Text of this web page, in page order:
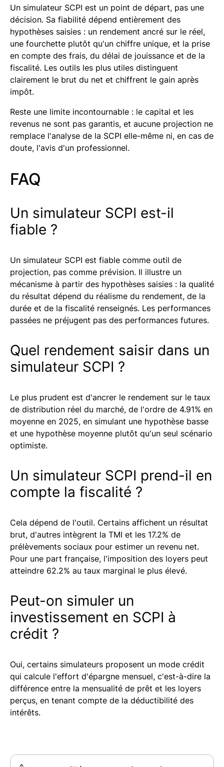
Un simulateur SCPI est un point de départ, pas une
décision. Sa fiabilité dépend entièrement des
hypothèses saisies : un rendement ancré sur le réel,
une fourchette plutôt qu'un chiffre unique, et la prise
en compte des frais, du délai de jouissance et de la
fiscalité. Les outils les plus utiles distinguent
clairement le brut du net et chiffrent le gain après
impôt.
Reste une limite incontournable : le capital et les
revenus ne sont pas garantis, et aucune projection ne
remplace l'analyse de la SCPI elle-même ni, en cas de
doute, l'avis d'un professionnel.
FAQ
Un simulateur SCPI est-il
fiable ?
Un simulateur SCPI est fiable comme outil de
projection, pas comme prévision. Il illustre un
mécanisme à partir des hypothèses saisies : la qualité
du résultat dépend du réalisme du rendement, de la
durée et de la fiscalité renseignés. Les performances
passées ne préjugent pas des performances futures.
Quel rendement saisir dans un
simulateur SCPI ?
Le plus prudent est d'ancrer le rendement sur le taux
de distribution réel du marché, de l'ordre de 4.91% en
moyenne en 2025, en simulant une hypothèse basse
et une hypothèse moyenne plutôt qu'un seul scénario
optimiste.
Un simulateur SCPI prend-il en
compte la fiscalité ?
Cela dépend de l'outil. Certains affichent un résultat
brut, d'autres intègrent la TMI et les 17.2% de
prélèvements sociaux pour estimer un revenu net.
Pour une part française, l'imposition des loyers peut
atteindre 62.2% au taux marginal le plus élevé.
Peut-on simuler un
investissement en SCPI à
crédit ?
Oui, certains simulateurs proposent un mode crédit
qui calcule l'effort d'épargne mensuel, c'est-à-dire la
différence entre la mensualité de prêt et les loyers
perçus, en tenant compte de la déductibilité des
intérêts.